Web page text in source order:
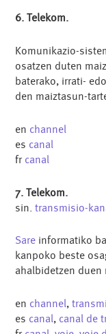
6. Telekom.
Komunikazio-
osatzen duten
baterako, irrati-
den maiztasun-
en channel
es canal
fr canal
7. Telekom.
sin.transmisio-
Sare informatiko
kanpoko beste
ahalbidetzen duen
en channel,
es canal, canal de